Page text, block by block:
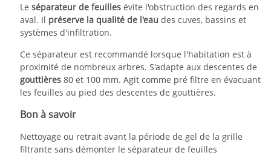
Le séparateur de feuilles évite l'obstruction des regards en
aval. Il préserve la qualité de l'eau des cuves, bassins et
systèmes d'infiltration.
Ce séparateur est recommandé lorsque l'habitation est à
proximité de nombreux arbres. S'adapte aux descentes de
gouttières 80 et 100 mm. Agit comme pré filtre en évacuant
les feuilles au pied des descentes de gouttières.
Bon à savoir
Nettoyage ou retrait avant la période de gel de la grille
filtrante sans démonter le séparateur de feuilles